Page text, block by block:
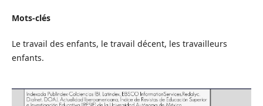
Mots-clés
Le travail des enfants, le travail décent, les travailleurs
enfants.